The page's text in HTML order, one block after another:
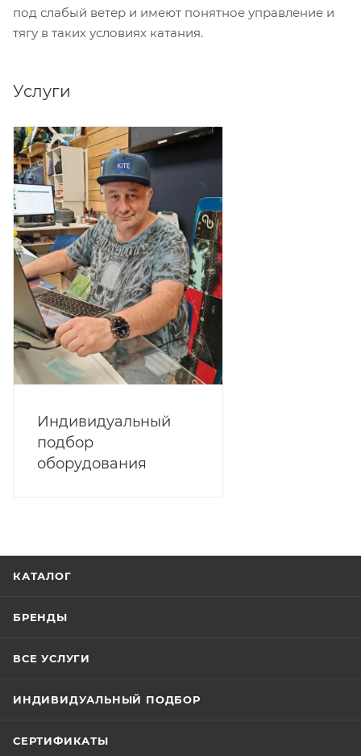
под слабый ветер и имеют понятное управление и
тягу в таких условиях катания.
Услуги
Индивидуальный
подбор
оборудования
КАТАЛОГ
БРЕНДЫ
ВСЕ УСЛУГИ
ИНДИВИДУАЛЬНЫЙ ПОДБОР
СЕРТИФИКАТЫ